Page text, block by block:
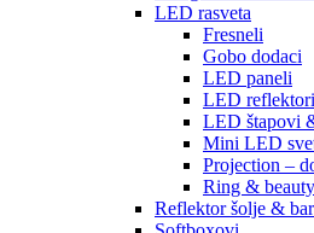
LED rasveta
Fresneli
Gobo dodaci
LED paneli
LED reflektori
LED štapovi
Mini LED
Projection –
Ring &
Reflektor šolje &